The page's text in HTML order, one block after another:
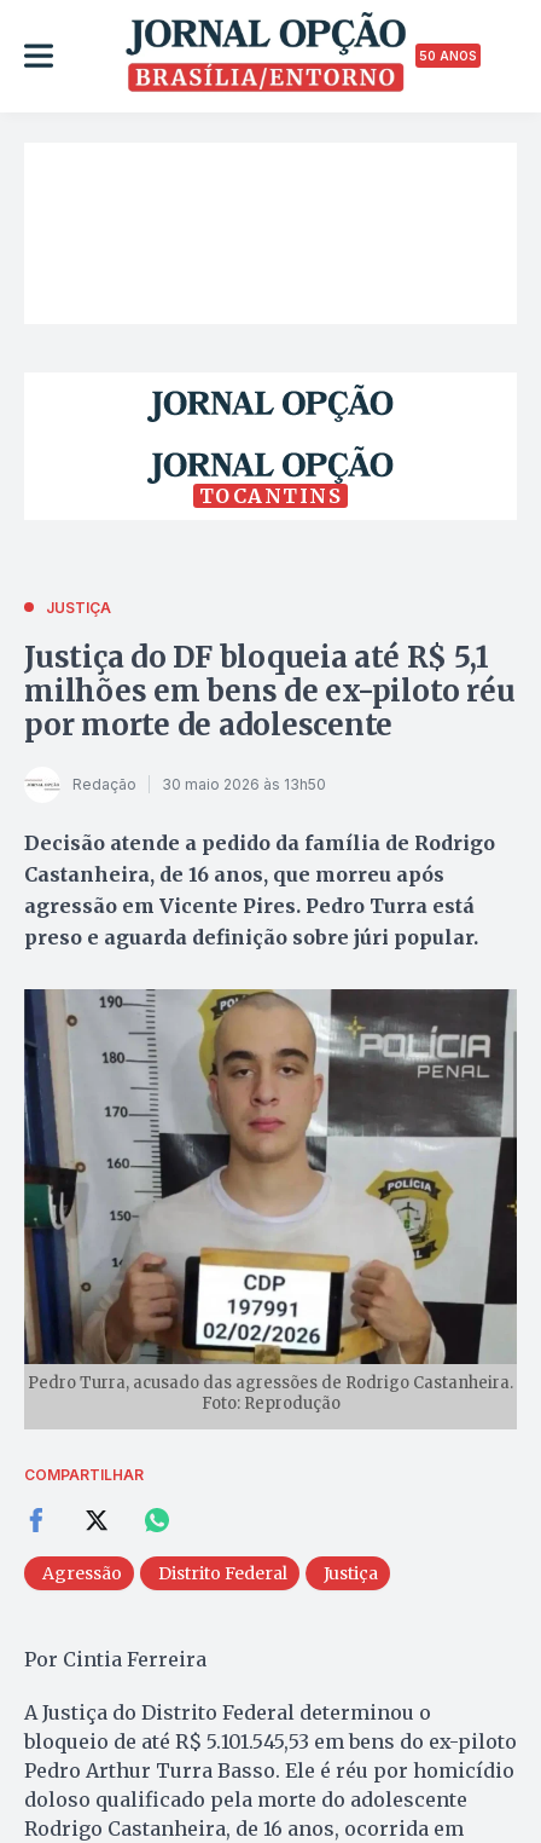
50 ANOS
TOCANTINS
JUSTIÇA
Justiça do DF bloqueia até R$ 5,1
milhões em bens de ex-piloto réu
por morte de adolescente
Redação 30 maio 2026 às 13h50
Decisão atende a pedido da família de Rodrigo
Castanheira, de 16 anos, que morreu após
agressão em Vicente Pires. Pedro Turra está
preso e aguarda definição sobre júri popular.
Pedro Turra, acusado das agressões de Rodrigo Castanheira.
Foto: Reprodução
COMPARTILHAR
Agressão Distrito Federal Justiça
Por Cintia Ferreira
A Justiça do Distrito Federal determinou o
bloqueio de até R$ 5.101.545,53 em bens do ex-piloto
Pedro Arthur Turra Basso. Ele é réu por homicídio
doloso qualificado pela morte do adolescente
Rodrigo Castanheira, de 16 anos, ocorrida em